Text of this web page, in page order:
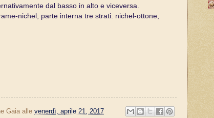
dal basso in alto e viceversa.
nichel; parte interna tre strati: nichel-ottone,
Gaia alle venerdì, aprile 21, 2017